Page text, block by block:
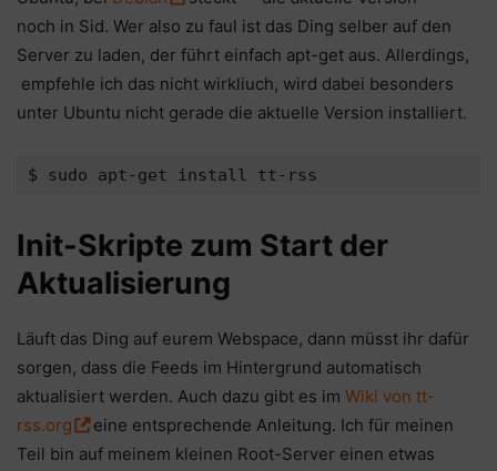
noch in Sid. Wer also zu faul ist das Ding selber auf den
Server zu laden, der führt einfach apt-get aus. Allerdings,
empfehle ich das nicht wirkliuch, wird dabei besonders
unter Ubuntu nicht gerade die aktuelle Version installiert.
$ sudo apt-get install tt-rss
Init-Skripte zum Start der
Aktualisierung
Läuft das Ding auf eurem Webspace, dann müsst ihr dafür
sorgen, dass die Feeds im Hintergrund automatisch
aktualisiert werden. Auch dazu gibt es im Wiki von tt-
rss.org
eine entsprechende Anleitung. Ich für meinen
Teil bin auf meinem kleinen Root-Server einen etwas